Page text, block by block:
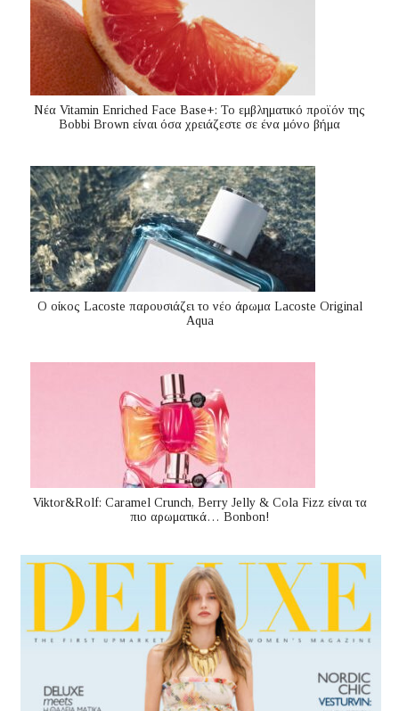
Nέα Vitamin Enriched Face Base+: Το εμβληματικό προϊόν της
Bobbi Brown είναι όσα χρειάζεστε σε ένα μόνο βήμα
Ο οίκος Lacoste παρουσιάζει το νέο άρωμα Lacoste Original
Aqua
Viktor&Rolf: Caramel Crunch, Berry Jelly & Cola Fizz είναι τα
πιο αρωματικά… Bonbon!